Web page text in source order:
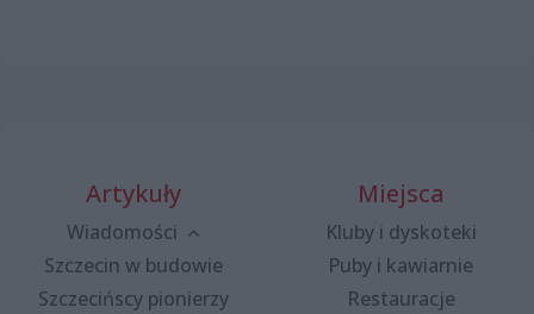
Artykuły
Wiadomości
Szczecin w budowie
Szczecińscy pionierzy
Miejsca
Kluby i dyskoteki
Puby i kawiarnie
Restauracje